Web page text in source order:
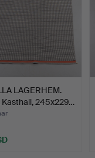
LAGERHEM.
Kasthall, 245x229…